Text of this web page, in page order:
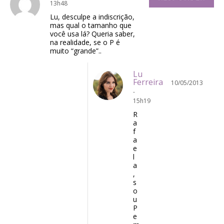
13h48
Lu, desculpe a indiscrição,
mas qual o tamanho que
você usa lá? Queria saber,
na realidade, se o P é
muito “grande”..
Lu
Ferreira
10/05/2013
-
15h19
R
a
f
a
e
l
a
,
s
o
u
P
e